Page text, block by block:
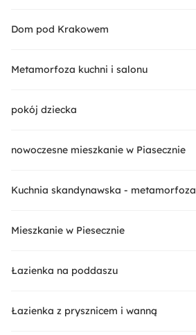
Dom pod Krakowem
Metamorfoza kuchni i salonu
pokój dziecka
nowoczesne mieszkanie w Piasecznie
Kuchnia skandynawska - metamorfoza
Mieszkanie w Piesecznie
Łazienka na poddaszu
Łazienka z prysznicem i wanną